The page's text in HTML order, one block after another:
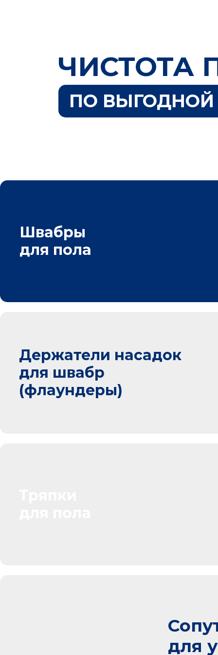
для
Держатели насадок
для швабр
(флаундеры)
Швабры
для пола
ПО ВЫГОДНОЙ
ЧИСТОТА